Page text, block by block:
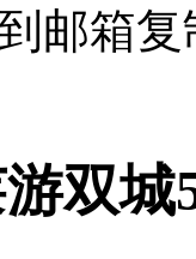
邮箱复
双城